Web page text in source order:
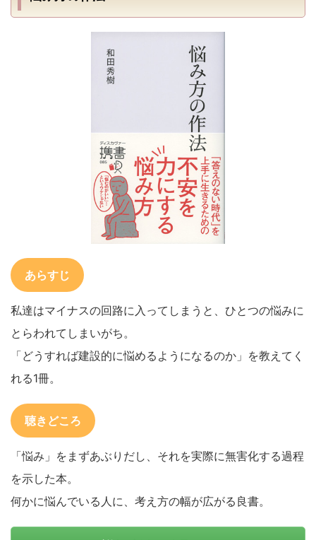
あらすじ
私達はマイナスの回路に入ってしまうと、ひとつの悩みに
とらわれてしまいがち。
「どうすれば建設的に悩めるようになるのか」を教えてく
れる1冊。
聴きどころ
「悩み」をまずあぶりだし、それを実際に無害化する過程
を示した本。
何かに悩んでいる人に、考え方の幅が広がる良書。